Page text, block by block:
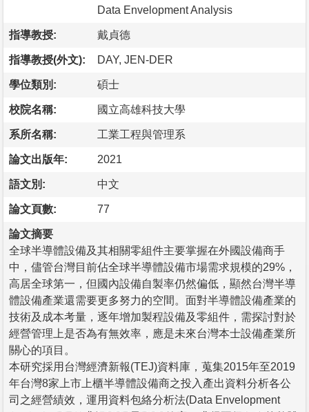
Data Envelopment Analysis
指導教授: 戴貞德
指導教授(外文): DAY, JEN-DER
學位類別: 碩士
校院名稱: 國立高雄科技大學
系所名稱: 工業工程與管理系
論文出版年: 2021
語文別: 中文
論文頁數: 77
論文摘要
全球半導體設備及其相關零組件主要掌握在外國設備商手
中，儘管台灣目前佔全球半導體設備市場需求規模的29%，
高居全球第一，但國內設備自製率仍然偏低，顯然台灣半導
體設備產業還需要更多努力的空間。面對半導體設備產業的
技術及成本考量，逐年增加製程設備及零組件，需探討對於
經營管理上是否為有無效率，應是未來台灣本士設備產業所
關心的項目。
本研究採用台灣經濟新報(TEJ)資料庫，蒐集2015年至2019
年台灣8家上市上櫃半導體設備商之投入產出資料分析各公
司之經營績效，運用資料包絡分析法(Data Envelopment